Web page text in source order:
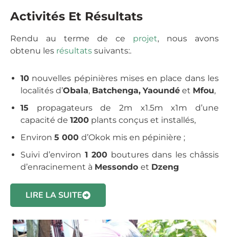
Activités Et Résultats
Rendu au terme de ce projet, nous avons
obtenu les résultats suivants:.
10 nouvelles pépinières mises en place dans les
localités d’Obala, Batchenga, Yaoundé et Mfou,
15 propagateurs de 2m x1.5m x1m d’une
capacité de 1200 plants conçus et installés,
Environ 5 000 d’Okok mis en pépinière ;
Suivi d’environ 1 200 boutures dans les châssis
d’enracinement à Messondo et Dzeng
LIRE LA SUITE